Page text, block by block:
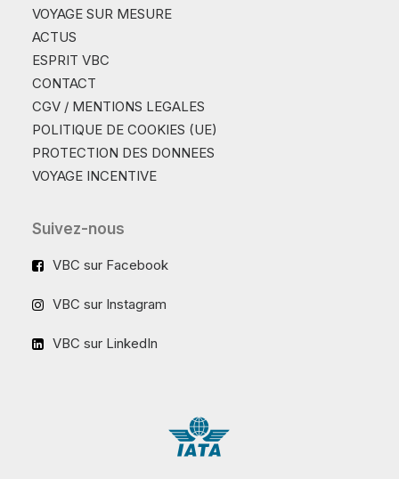
VOYAGE SUR MESURE
ACTUS
ESPRIT VBC
CONTACT
CGV / MENTIONS LEGALES
POLITIQUE DE COOKIES (UE)
PROTECTION DES DONNEES
VOYAGE INCENTIVE
Suivez-nous
VBC sur Facebook
VBC sur Instagram
VBC sur LinkedIn